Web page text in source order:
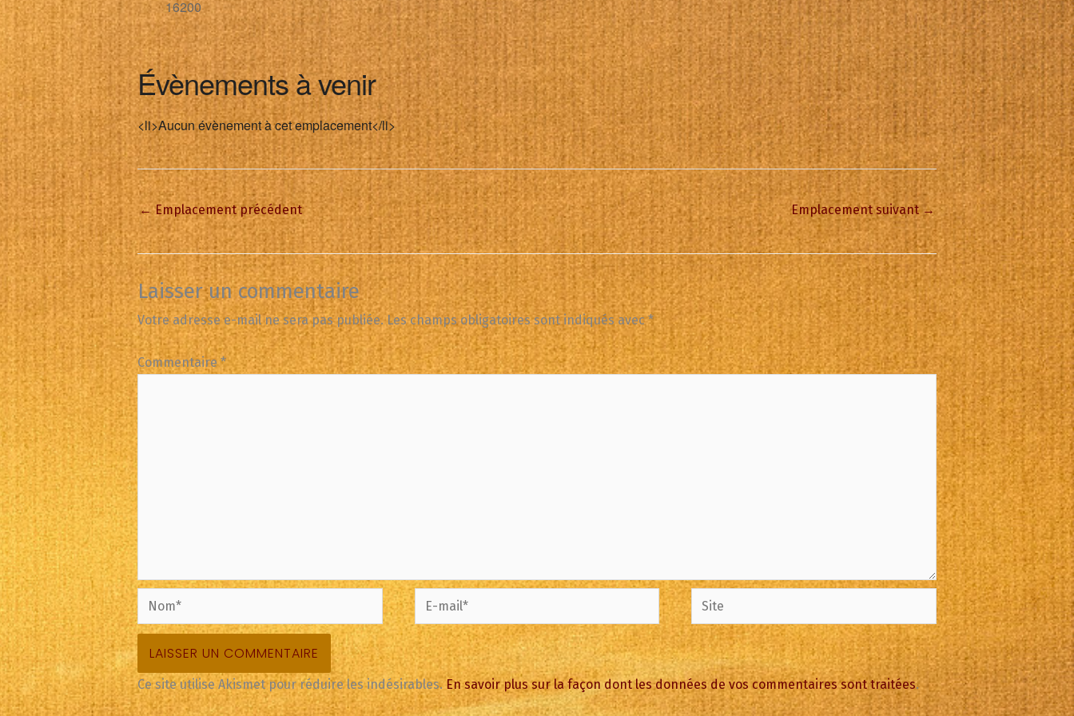
16200
Évènements à venir
<li>Aucun évènement à cet emplacement</li>
←Emplacement précédent Emplacement suivant→
Laisser un commentaire
Votre adresse e-mail ne sera pas publiée. Les champs obligatoires sont indiqués avec*
Commentaire*
Nom*
E-
mail*
Site
Ce site utilise Akismet pour réduire les indésirables.En savoir plus sur la façon dont les données de vos commentaires sont traitées.